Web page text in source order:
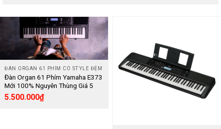
ĐÀN ORGAN 61 PHÍM CÓ STYLE ĐỆM
Đàn Organ 61 Phím Yamaha E373
Mới 100% Nguyên Thùng Giá 5
Triệu, Luyện Ngón Linh Hoạt, Phím
Ổn Định – [Keyboard]
5.500.000₫